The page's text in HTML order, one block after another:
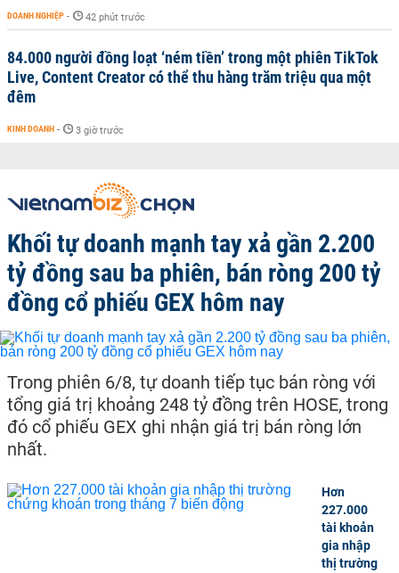
DOANH NGHIỆP - 42 phút trước
84.000 người đồng loạt ‘ném tiền’ trong một phiên TikTok
Live, Content Creator có thể thu hàng trăm triệu qua một
đêm
KINH DOANH - 3 giờ trước
Khối tự doanh mạnh tay xả gần 2.200
tỷ đồng sau ba phiên, bán ròng 200 tỷ
đồng cổ phiếu GEX hôm nay
Trong phiên 6/8, tự doanh tiếp tục bán ròng với
tổng giá trị khoảng 248 tỷ đồng trên HOSE, trong
đó cổ phiếu GEX ghi nhận giá trị bán ròng lớn
nhất.
Hơn
227.000
tài khoản
gia nhập
thị trường